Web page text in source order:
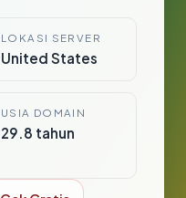
LOKASI SERVER
United States
USIA DOMAIN
29.8 tahun